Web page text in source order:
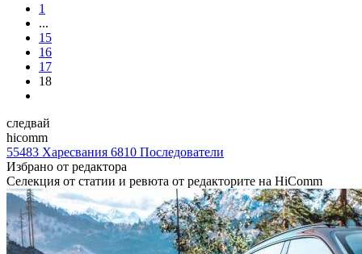
1
...
15
16
17
18
следвай
hicomm
55483 Харесвания 6810 Последователи
Избрано от редактора
Селекция от статии и ревюта от редакторите на HiComm